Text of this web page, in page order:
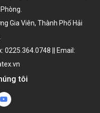
Gia Viên, Thành Phố Hải
0225.364.0748 || Email:
tôi